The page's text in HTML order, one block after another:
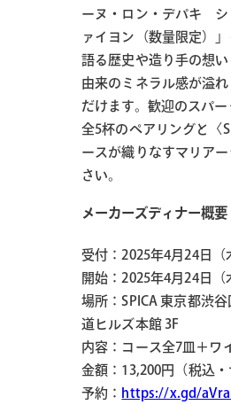
ーヌ・ロン・デパキ シ
ァイヨン（数量限定）
語る歴史や造り手の想
由来のミネラル感が溢
だけます。歓迎のスパ
全5杯のペアリングと〈
ースが織りなすマリア
さい。
メーカーズディナー概要
受付：2025年4月24日（
開始：2025年4月24日（
場所：SPICA 東京都渋
道ヒルズ本館 3F
内容：コース全7皿＋ワ
金額：13,200円（税込・
予約： https://x.gd/